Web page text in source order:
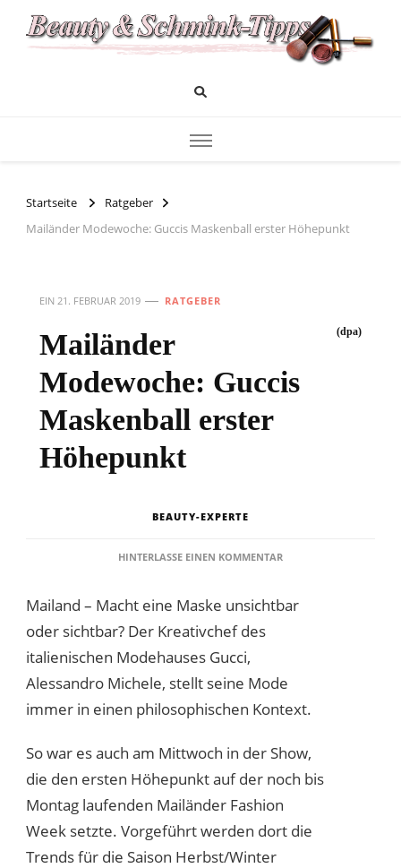
Beauty und Schminktipps
Startseite
Ratgeber
Mailänder Modewoche: Guccis Maskenball erster Höhepunkt
EIN 21. FEBRUAR 2019 RATGEBER
Mailänder
Modewoche: Guccis
Maskenball erster
Höhepunkt
(dpa)
BEAUTY-EXPERTE
HINTERLASSE EINEN KOMMENTARZU
GUCCIS
Mailand – Macht eine Maske unsichtbar
oder sichtbar? Der Kreativchef des
italienischen Modehauses Gucci,
Alessandro Michele, stellt seine Mode
immer in einen philosophischen Kontext.
So war es auch am Mittwoch in der Show,
die den ersten Höhepunkt auf der noch bis
Montag laufenden Mailänder Fashion
Week setzte. Vorgeführt werden dort die
Trends für die Saison Herbst/Winter